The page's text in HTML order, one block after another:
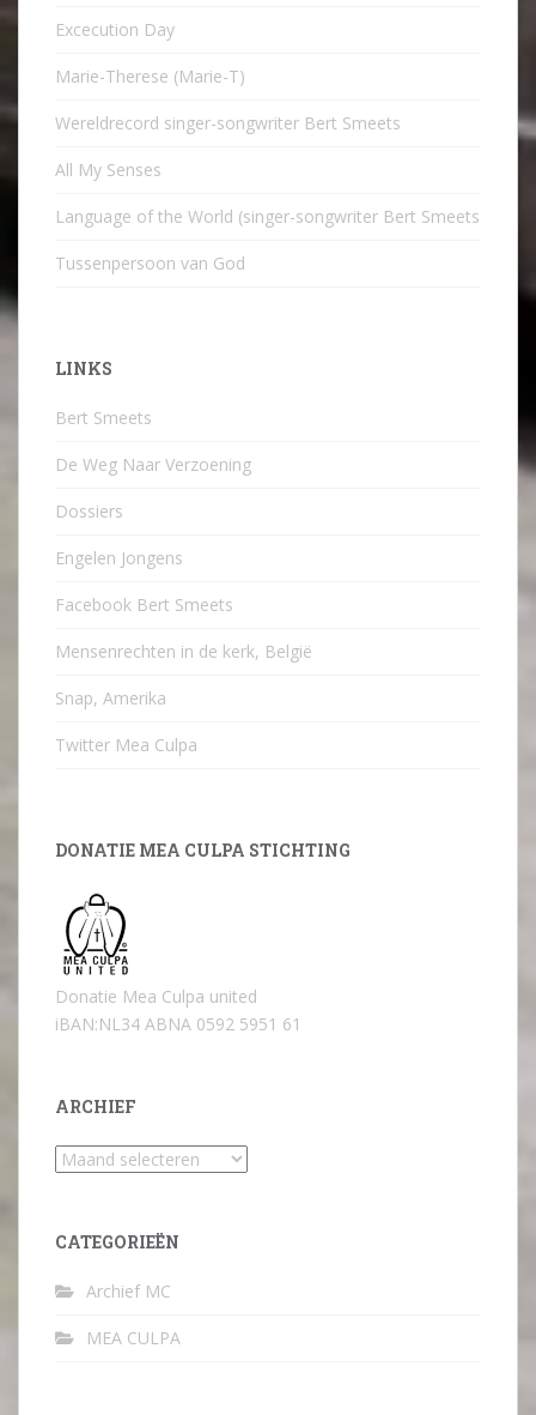
Excecution Day
Marie-Therese (Marie-T)
Wereldrecord singer-songwriter Bert Smeets
All My Senses
Language of the World (singer-songwriter Bert Smeets
Tussenpersoon van God
LINKS
Bert Smeets
De Weg Naar Verzoening
Dossiers
Engelen Jongens
Facebook Bert Smeets
Mensenrechten in de kerk, België
Snap, Amerika
Twitter Mea Culpa
DONATIE MEA CULPA STICHTING
Donatie Mea Culpa united
iBAN:NL34 ABNA 0592 5951 61
ARCHIEF
Archief
CATEGORIEËN
Archief MC
MEA CULPA